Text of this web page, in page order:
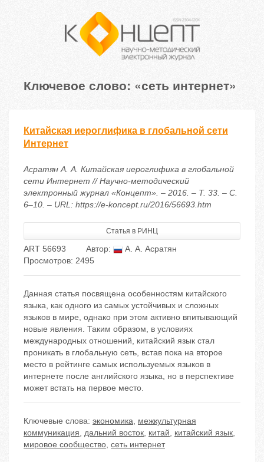
Ключевое слово: «сеть интернет»
Китайская иероглифика в глобальной сети
Интернет
Асратян А. А. Китайская иероглифика в глобальной
сети Интернет // Научно-методический
электронный журнал «Концепт». – 2016. – Т. 33. – С.
6–10. – URL: https://e-koncept.ru/2016/56693.htm
Статья в РИНЦ
ART 56693 Автор:
А. А. Асратян
Просмотров: 2495
Данная статья посвящена особенностям китайского
языка, как одного из самых устойчивых и сложных
языков в мире, однако при этом активно впитывающий
новые явления. Таким образом, в условиях
международных отношений, китайский язык стал
проникать в глобальную сеть, встав пока на второе
место в рейтинге самых используемых языков в
интернете после английского языка, но в перспективе
может встать на первое место.
Ключевые слова: экономика, межкультурная
коммуникация, дальний восток, китай, китайский язык,
мировое сообщество, сеть интернет